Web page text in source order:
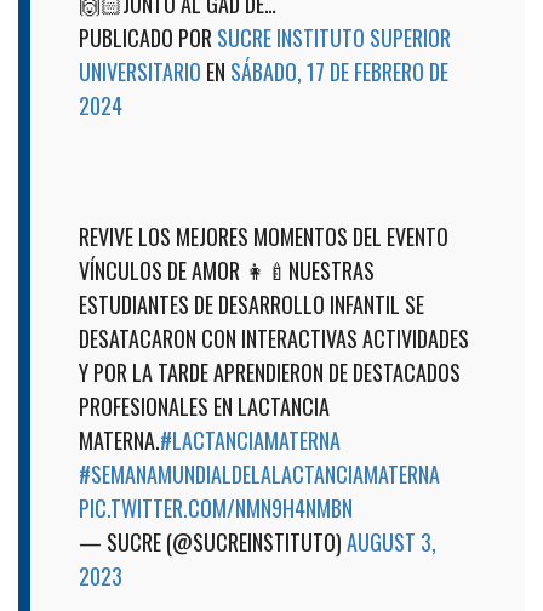
PUBLICADO POR SUCRE INSTITUTO SUPERIOR
UNIVERSITARIO EN SÁBADO, 17 DE FEBRERO DE
2024
REVIVE LOS MEJORES MOMENTOS DEL EVENTO
VÍNCULOS DE AMOR 👩‍🍼NUESTRAS
ESTUDIANTES DE DESARROLLO INFANTIL SE
DESATACARON CON INTERACTIVAS ACTIVIDADES
Y POR LA TARDE APRENDIERON DE DESTACADOS
PROFESIONALES EN LACTANCIA
MATERNA.#LACTANCIAMATERNA
#SEMANAMUNDIALDELALACTANCIAMATERNA
PIC.TWITTER.COM/NMN9H4NMBN
— SUCRE (@SUCREINSTITUTO)AUGUST 3,
2023